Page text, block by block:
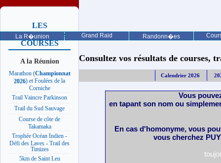
La R�union Grand Raid Randonn�es
LES
PROCHAINES
COURSES
A la Réunion
Marathon (Championnat
2026) et Foulées de la
Corniche
Trail Vaincre Parkinson
Trail du Sud Sauvage
Course de côte de
Takamaka
Trophée Océan Indien -
Défi des Laves - Trail des
Timizes
5km de Saint Leu
Consultez vos résultats de courses,
Calendrier 2026
Vous
en tapant son nom ou
En cas d'homonyme, vous
vous cherchez